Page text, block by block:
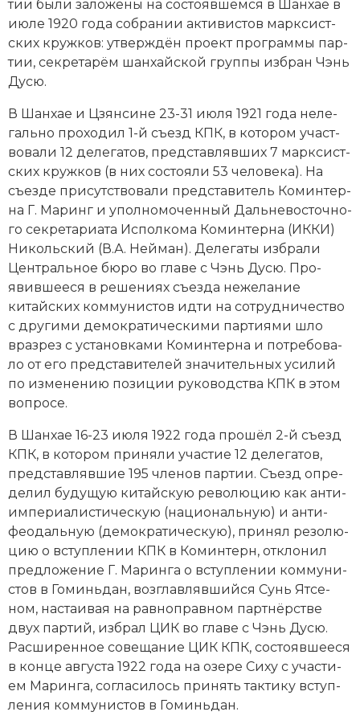
Новая история
Новейшая история
Нумизматика
Образование
Общественные объединения и организации
Политическая история
Революции и народные движения
Религия и церковь
Россия
Северная Америка
Социально-экономическая история
Специальные исторические дисциплины
СССР
Южная Америка
тии бы­ли за­ло­же­ны на со­сто­яв­шем­ся в Шан­хае в
ию­ле 1920 года со­б­ра­нии ак­ти­ви­стов мар­кси­ст­
ских круж­ков: ут­вер­ждён про­ект про­грам­мы пар­
тии, сек­ре­та­рём шан­хай­ской груп­пы из­бран Чэнь
Ду­сю.
В Шан­хае и Цзянсине 23-31 июля 1921 года не­ле­
галь­но про­хо­дил 1-й съезд КПК, в ко­то­ром уча­ст­
во­ва­ли 12 де­ле­га­тов, пред­став­ляв­ших 7 мар­кси­ст­
ских круж­ков (в них со­стоя­ли 53 человека). На
съез­де при­сут­ст­во­ва­ли пред­ста­ви­тель Ко­мин­тер­
на Г. Ма­ринг и упол­но­мо­чен­ный Даль­не­во­сточ­но­
го сек­ре­та­риа­та Ис­пол­ко­ма Ко­м­ин­тер­на (ИККИ)
Ни­коль­ский (В.А. Ней­ман). Де­ле­га­ты из­бра­ли
Центральное бю­ро во гла­ве с Чэнь Ду­сю. Про­
явив­ше­е­ся в ре­ше­ни­ях съез­да не­же­ла­ние
китайских ком­му­ни­стов ид­ти на со­труд­ни­че­ст­во
с другими де­мо­кра­тическими пар­тия­ми шло
враз­рез с ус­та­нов­ка­ми Ко­ми­н­тер­на и по­тре­бо­ва­
ло от его пред­ста­ви­те­лей зна­чительных уси­лий
по из­менению по­зи­ции ру­ко­во­дства КПК в этом
во­про­се.
В Шан­хае 16-23 июля 1922 года про­шёл 2-й съезд
КПК, в ко­то­ром при­ня­ли уча­стие 12 де­ле­га­тов,
пред­став­ляв­шие 195 чле­нов пар­тии. Съезд оп­ре­
де­лил бу­ду­щую китайскую ре­во­лю­цию как ан­ти­
им­пе­риа­ли­сти­че­скую (на­цио­наль­ную) и ан­ти­
фео­даль­ную (де­мо­кра­ти­че­скую), при­нял ре­зо­лю­
цию о всту­п­ле­нии КПК в Ко­м­интерн, от­кло­нил
пред­ло­же­ние Г. Ма­рин­га о всту­п­ле­нии ком­му­ни­
стов в Го­минь­дан, воз­глав­ляв­ший­ся Сунь Ят­се­
ном, на­стаи­вая на рав­но­прав­ном парт­нёр­ст­ве
двух пар­тий, из­брал ЦИК во гла­ве с Чэнь Ду­сю.
Рас­ши­рен­ное со­ве­ща­ние ЦИК КПК, со­сто­яв­шее­ся
в кон­це августа 1922 года на озере Си­ху с уча­сти­
ем Ма­рин­га, со­гла­си­лось при­нять так­ти­ку всту­п­
ле­ния ком­му­ни­стов в Го­минь­дан.